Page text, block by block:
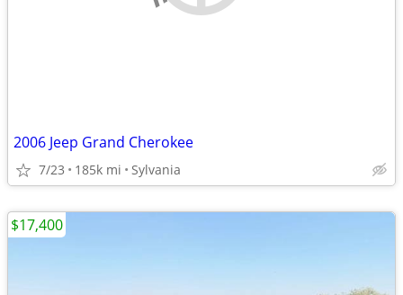
2006 Jeep Grand Cherokee
7/23 185k mi Sylvania
$17,400